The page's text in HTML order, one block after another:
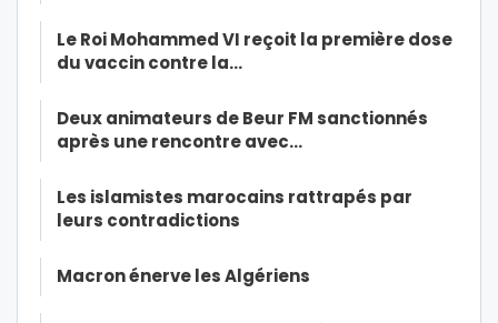
Le Roi Mohammed VI reçoit la première dose
du vaccin contre la…
Deux animateurs de Beur FM sanctionnés
après une rencontre avec…
Les islamistes marocains rattrapés par
leurs contradictions
Macron énerve les Algériens